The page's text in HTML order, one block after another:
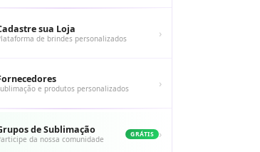
sua Loja
de brindes personalizados ›
e produtos personalizados ›
de Sublimação
da nossa comunidade
GRÁTIS ›